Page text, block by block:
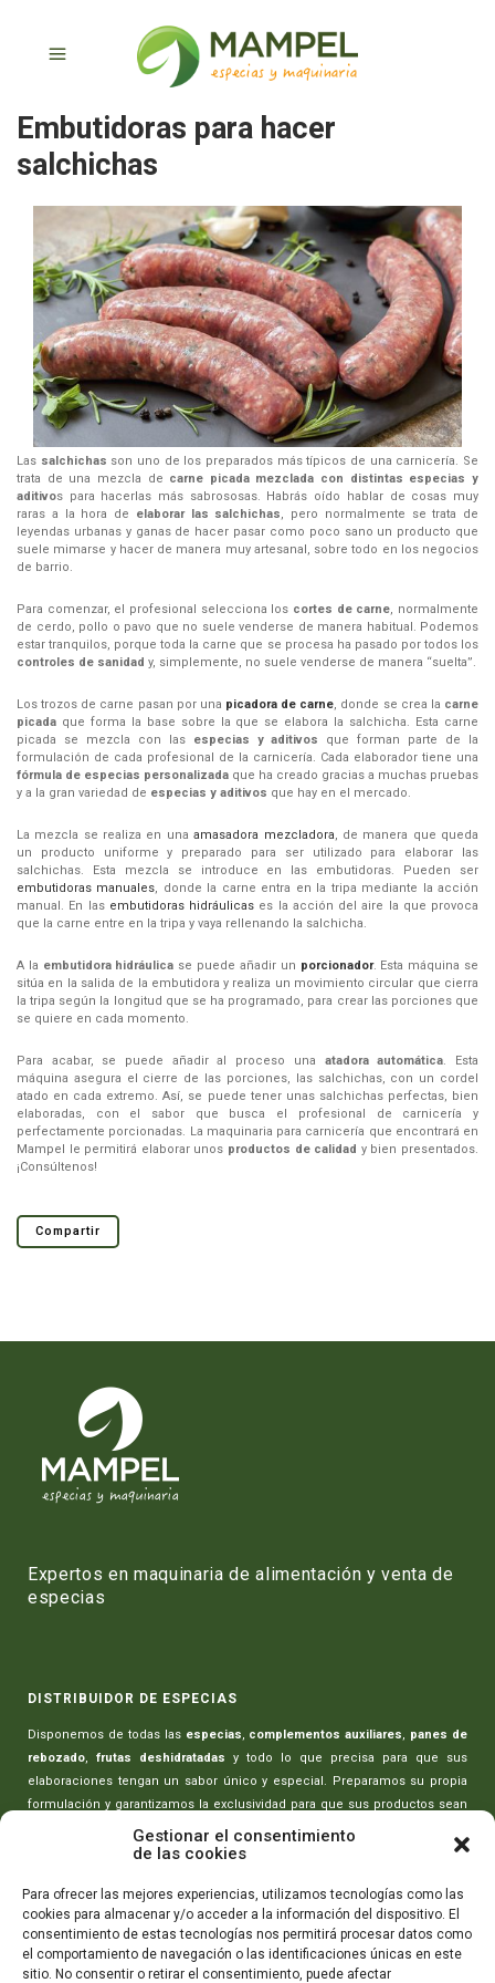
Gestionar el consentimiento
de las cookies
Para ofrecer las mejores experiencias, utilizamos tecnologías como las
cookies para almacenar y/o acceder a la información del dispositivo. El
consentimiento de estas tecnologías nos permitirá procesar datos como
el comportamiento de navegación o las identificaciones únicas en este
sitio. No consentir o retirar el consentimiento, puede afectar
Embutidoras para hacer
salchichas
Las salchichas son uno de los preparados más típicos de una carnicería. Se
trata de una mezcla de carne picada mezclada con distintas especias y
aditivos para hacerlas más sabrososas. Habrás oído hablar de cosas muy
raras a la hora de elaborar las salchichas, pero normalmente se trata de
leyendas urbanas y ganas de hacer pasar como poco sano un producto que
suele mimarse y hacer de manera muy artesanal, sobre todo en los negocios
de barrio.
Para comenzar, el profesional selecciona los cortes de carne, normalmente
de cerdo, pollo o pavo que no suele venderse de manera habitual. Podemos
estar tranquilos, porque toda la carne que se procesa ha pasado por todos los
controles de sanidad y, simplemente, no suele venderse de manera “suelta”.
Los trozos de carne pasan por una picadora de carne, donde se crea la carne
picada que forma la base sobre la que se elabora la salchicha. Esta carne
picada se mezcla con las
especias y aditivos
que forman parte de la
formulación de cada profesional de la carnicería. Cada elaborador tiene una
fórmula de especias personalizada que ha creado gracias a muchas pruebas
y a la gran variedad de especias y aditivos que hay en el mercado.
La mezcla se realiza en unaamasadora mezcladora, de manera que queda
un producto uniforme y preparado para ser utilizado para elaborar las
salchichas. Esta mezcla se introduce en las embutidoras. Pueden ser
embutidoras manuales, donde la carne entra en la tripa mediante la acción
manual. En las embutidoras hidráulicas es la acción del aire la que provoca
que la carne entre en la tripa y vaya rellenando la salchicha.
A la embutidora hidráulica se puede añadir un porcionador. Esta máquina se
sitúa en la salida de la embutidora y realiza un movimiento circular que cierra
la tripa según la longitud que se ha programado, para crear las porciones que
se quiere en cada momento.
Para acabar, se puede añadir al proceso una atadora automática. Esta
máquina asegura el cierre de las porciones, las salchichas, con un cordel
atado en cada extremo. Así, se puede tener unas salchichas perfectas, bien
elaboradas, con el sabor que busca el profesional de carnicería y
perfectamente porcionadas. La maquinaria para carnicería que encontrará en
Mampel le permitirá elaborar unos productos de calidad y bien presentados.
¡Consúltenos!
Compartir
Expertos en maquinaria de alimentación y venta de
especias
DISTRIBUIDOR DE ESPECIAS
Disponemos de todas las especias, complementos auxiliares, panes de
rebozado, frutas deshidratadas y todo lo que precisa para que sus
elaboraciones tengan un sabor único y especial. Preparamos su propia
formulación y garantizamos la exclusividad para que sus productos sean
Toda la maquinaria necesaria para realizar sus elaboraciones:picadoras
de carne,amasadoras-mezcladoras, máquinas rellenado de embutidos,
máquinas de envasado,cortadoras de embutidosy todo lo que necesita